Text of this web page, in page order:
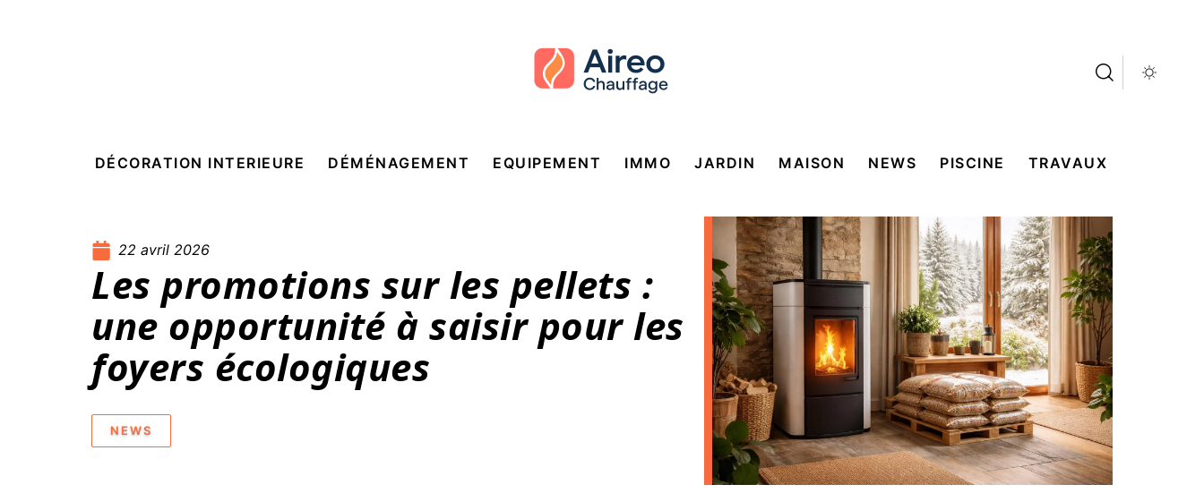
DÉCORATION INTERIEURE DÉMÉNAGEMENT EQUIPEMENT IMMO JARDIN MAISON NEWS PISCINE TRAVAUX
22 avril 2026
Les promotions sur les pellets :
une opportunité à saisir pour les
foyers écologiques
NEWS